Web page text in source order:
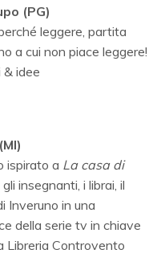
(PG)
leggere, partita
a cui non piace leggere!
& idee
ispirato a La casa di
insegnanti, i librai, il
Inveruno in una
della serie tv in chiave
Libreria Controvento